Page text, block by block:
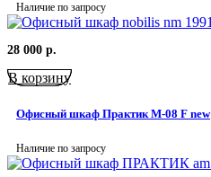
Наличие по запросу
28 000 р.
В корзину
Офисный шкаф Практик M-08 F new
Наличие по запросу